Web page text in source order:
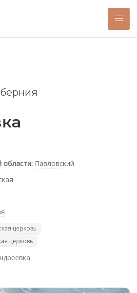
области: Павловский
церковь
церковь